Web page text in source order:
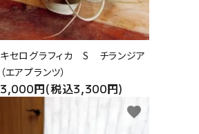
キセログラフィカ S チランジア
（エアプランツ）
3,000円(税込3,300円)
favorite